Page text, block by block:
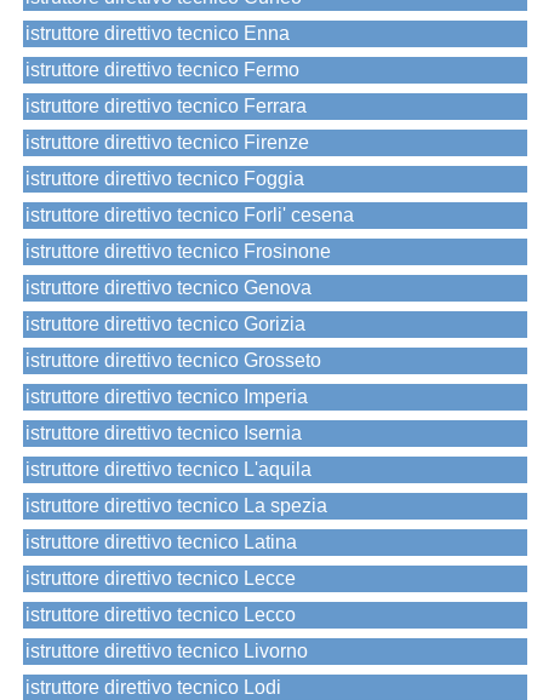
istruttore direttivo tecnico Enna
istruttore direttivo tecnico Fermo
istruttore direttivo tecnico Ferrara
istruttore direttivo tecnico Firenze
istruttore direttivo tecnico Foggia
istruttore direttivo tecnico Forli' cesena
istruttore direttivo tecnico Frosinone
istruttore direttivo tecnico Genova
istruttore direttivo tecnico Gorizia
istruttore direttivo tecnico Grosseto
istruttore direttivo tecnico Imperia
istruttore direttivo tecnico Isernia
istruttore direttivo tecnico L'aquila
istruttore direttivo tecnico La spezia
istruttore direttivo tecnico Latina
istruttore direttivo tecnico Lecce
istruttore direttivo tecnico Lecco
istruttore direttivo tecnico Livorno
istruttore direttivo tecnico Lodi